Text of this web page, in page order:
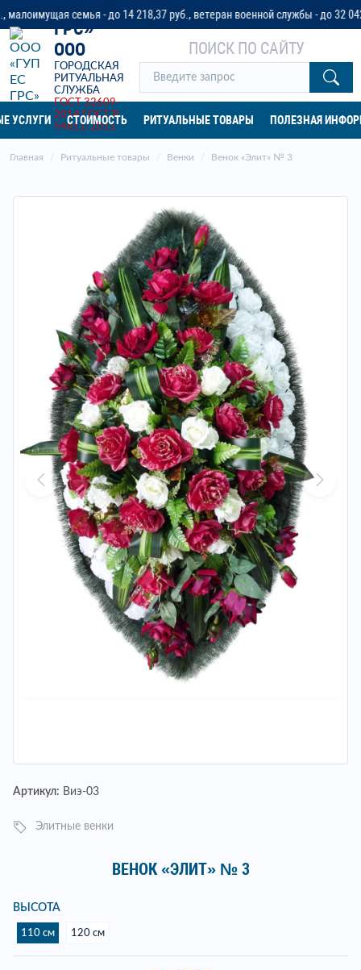
семья - до 14 218,37 руб., ветеран военной службы - до 32 042 руб.
«ГУП ЕС
ГРС»
ООО
ГОРОДСКАЯ
РИТУАЛЬНАЯ
СЛУЖБА
ГОСТ 32609-
2014 ГОСТ Р
54611-2011
ПОИСК ПО САЙТУ
УСЛУГИ СТОИМОСТЬ РИТУАЛЬНЫЕ ТОВАРЫ ПОЛЕЗНАЯ
Главная Ритуальные товары Венки Венок «Элит» № 3
Артикул: Виэ-03
Элитные венки
ВЕНОК «ЭЛИТ» № 3
ВЫСОТА
110 см 120 см